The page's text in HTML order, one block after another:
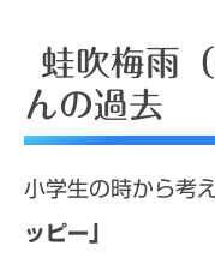
蛙吹梅雨（
時代
蛙吹梅雨（
万偶数羽生
蛙吹梅雨（あ
蛙吹梅雨
んの過去
小学生の時から考
ッピー」